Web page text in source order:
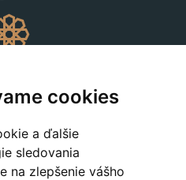
cookies
a ďalšie
sledovania
na zlepšenie vášho
604 182